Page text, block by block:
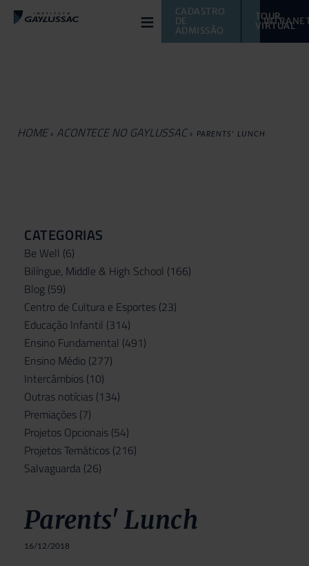
≡
CADASTRO
DE
ADMISSÃO
TOUR
VIRTUAL
HOME » ACONTECE NO GAYLUSSAC » PARENTS' LUNCH
CATEGORIAS
Be Well (6)
Bilíngue, Middle & High School (166)
Blog (59)
Centro de Cultura e Esportes (23)
Educação Infantil (314)
Ensino Fundamental (491)
Ensino Médio (277)
Intercâmbios (10)
Outras notícias (134)
Premiações (7)
Projetos Opcionais (54)
Projetos Temáticos (216)
Salvaguarda (26)
Parents' Lunch
16/12/2018